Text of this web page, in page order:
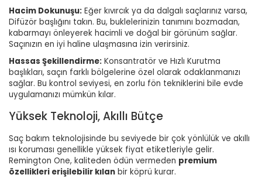
Hacim Dokunuşu: Eğer kıvırcık ya da dalgalı saçlarınız varsa,
Difüzör başlığını takın. Bu, buklelerinizin tanımını bozmadan,
kabarmayı önleyerek hacimli ve doğal bir görünüm sağlar.
Saçınızın en iyi haline ulaşmasına izin verirsiniz.
Hassas Şekillendirme: Konsantratör ve Hızlı Kurutma
başlıkları, saçın farklı bölgelerine özel olarak odaklanmanızı
sağlar. Bu kontrol seviyesi, en zorlu fön tekniklerini bile evde
uygulamanızı mümkün kılar.
Yüksek Teknoloji, Akıllı Bütçe
Saç bakım teknolojisinde bu seviyede bir çok yönlülük ve akıllı
ısı koruması genellikle yüksek fiyat etiketleriyle gelir.
Remington One, kaliteden ödün vermeden premium
özellikleri erişilebilir kılan bir köprü kurar.